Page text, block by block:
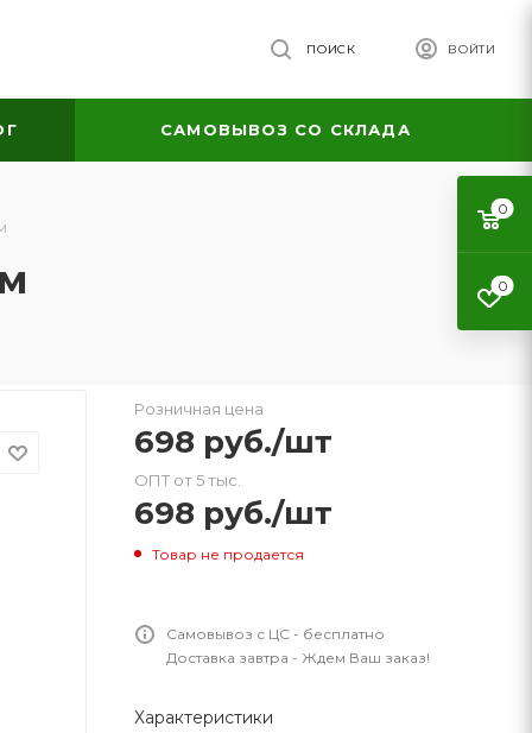
ВОЙТИ
ПОИСК
САМОВЫВОЗ СО СКЛАДА
Розничная цена
698 руб./шт
ОПТ от 5 тыс.
698 руб./шт
Товар не продается
Самовывоз с ЦС - бесплатно
Доставка завтра - Ждем Ваш заказ!
Характеристики
0
0